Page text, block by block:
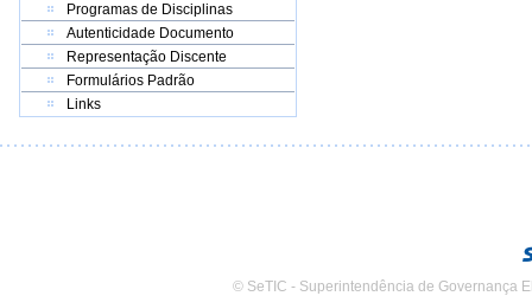
Programas de Disciplinas
Autenticidade Documento
Representação Discente
Formulários Padrão
Links
© SeTIC - Superintendência de Governança